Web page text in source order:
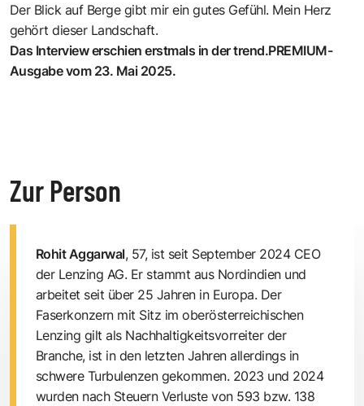
Der Blick auf Berge gibt mir ein gutes Gefühl. Mein Herz
gehört dieser Landschaft.
Das Interview erschien erstmals in der trend.PREMIUM-
Ausgabe vom 23. Mai 2025.
Zur Person
Rohit Aggarwal, 57, ist seit September 2024 CEO
der Lenzing AG. Er stammt aus Nordindien und
arbeitet seit über 25 Jahren in Europa. Der
Faserkonzern mit Sitz im oberösterreichischen
Lenzing gilt als Nachhaltigkeitsvorreiter der
Branche, ist in den letzten Jahren allerdings in
schwere Turbulenzen gekommen. 2023 und 2024
wurden nach Steuern Verluste von 593 bzw. 138